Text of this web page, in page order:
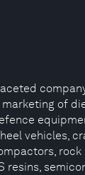
of
vehicles,
resins,